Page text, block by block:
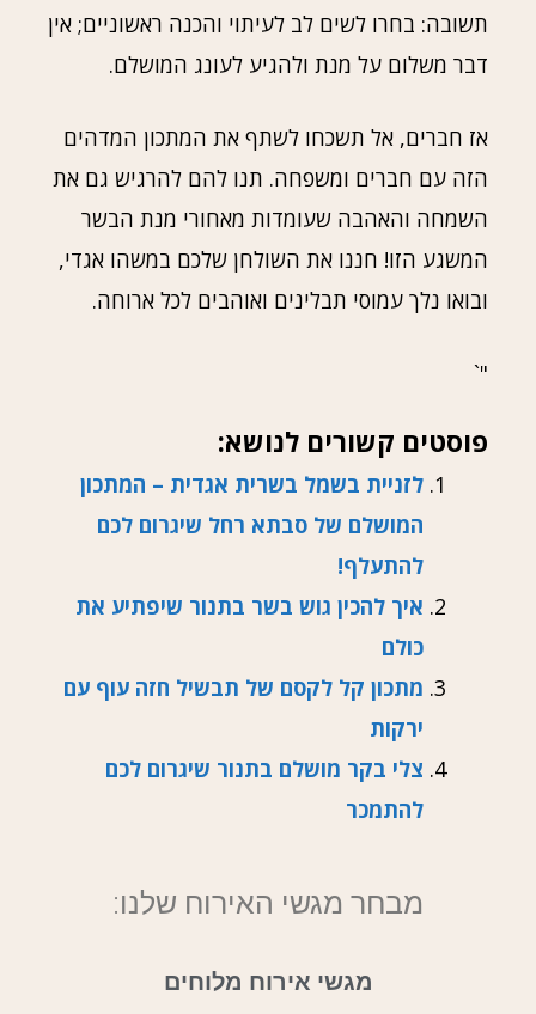
תשובה: בחרו לשים לב לעיתוי והכנה ראשוניים; אין
דבר משלום על מנת ולהגיע לעונג המושלם.
אז חברים, אל תשכחו לשתף את המתכון המדהים
הזה עם חברים ומשפחה. תנו להם להרגיש גם את
השמחה והאהבה שעומדות מאחורי מנת הבשר
המשגע הזו! חננו את השולחן שלכם במשהו אגדי,
ובואו נלך עמוסי תבלינים ואוהבים לכל ארוחה.
"`
פוסטים קשורים לנושא:
לזניית בשמל בשרית אגדית – המתכון
המושלם של סבתא רחל שיגרום לכם
להתעלף!
איך להכין גוש בשר בתנור שיפתיע את
כולם
מתכון קל לקסם של תבשיל חזה עוף עם
ירקות
צלי בקר מושלם בתנור שיגרום לכם
להתמכר
מבחר מגשי האירוח שלנו:
מגשי אירוח מלוחים